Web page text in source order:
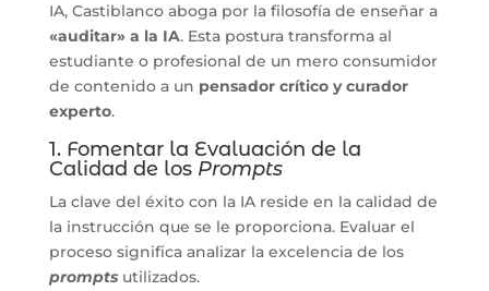
IA, Castiblanco aboga por la filosofía de enseñar a
«auditar» a la IA. Esta postura transforma al
estudiante o profesional de un mero consumidor
de contenido a un pensador crítico y curador
experto.
1. Fomentar la Evaluación de la
Calidad de los Prompts
La clave del éxito con la IA reside en la calidad de
la instrucción que se le proporciona. Evaluar el
proceso significa analizar la excelencia de los
promptsutilizados.